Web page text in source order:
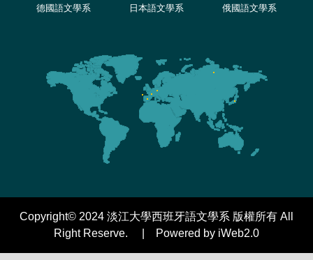
德國語文學系 日本語文學系 俄國語文學系
Copyright© 2024 淡江大學西班牙語文學系 版權所有 All
Right Reserve. | Powered by iWeb2.0